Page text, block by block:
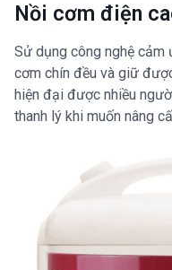
Nồi cơm điện
Sử dụng công nghệ cảm
cơm chín đều và giữ
hiện đại được nhiều
thanh lý khi muốn nâng